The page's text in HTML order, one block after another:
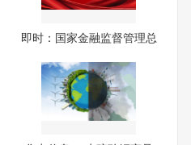
即时：国家金融监督管理总